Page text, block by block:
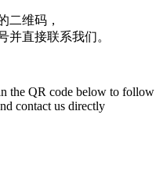
二维码，
并直接联系我们。
the QR code below to
contact us directly